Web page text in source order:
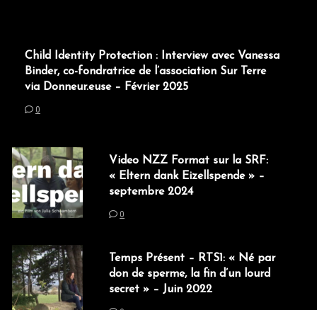
Child Identity Protection : Interview avec Vanessa
Binder, co-fondratrice de l’association Sur Terre
via Donneur.euse – Février 2025
0
Video NZZ Format sur la SRF:
« Eltern dank Eizellspende » –
septembre 2024
0
Temps Présent – RTS1: « Né par
don de sperme, la fin d’un lourd
secret » – Juin 2022